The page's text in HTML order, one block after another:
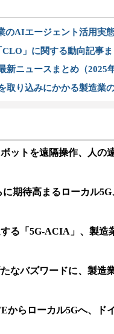
のAIエージェント活用実
」に関する動向記事
ニュースまとめ（2025
取り込みにかかる製造業
ボットを遠隔操作、人
期待高まるローカル
る「5G-ACIA」、製造
なバズワードに、製造
からローカル5Gへ、ド